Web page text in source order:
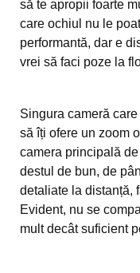
să te apropii foarte
care ochiul nu le
performantă, dar e
vrei să faci poze la
Singura cameră
să îți ofere un zoom
camera principală
destul de bun, de
detaliate la distanță,
Evident, nu se
mult decât suficient